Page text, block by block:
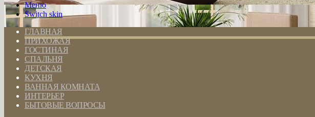
Меню
Switch skin
ГЛАВНАЯ
ПРИХОЖАЯ
ГОСТИНАЯ
СПАЛЬНЯ
ДЕТСКАЯ
КУХНЯ
ВАННАЯ КОМНАТА
ИНТЕРЬЕР
БЫТОВЫЕ ВОПРОСЫ